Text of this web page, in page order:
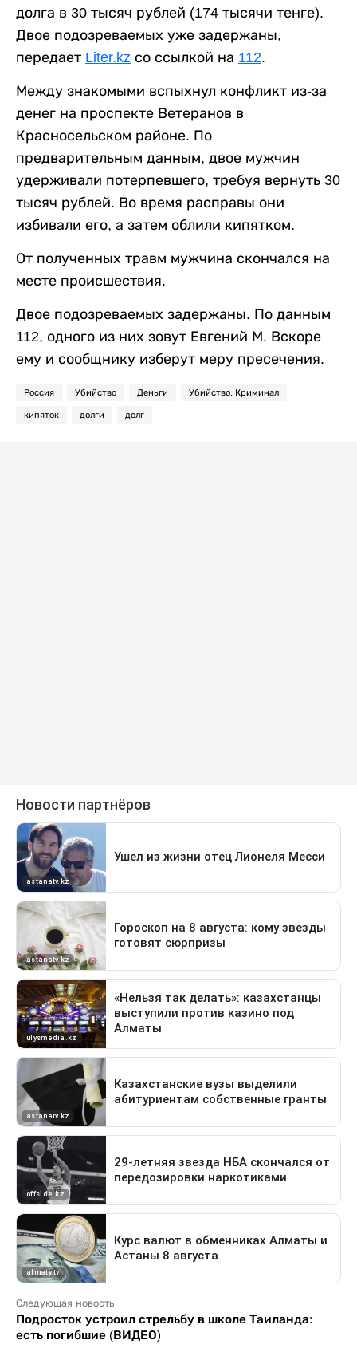
долга в 30 тысяч рублей (174 тысячи тенге).
Двое подозреваемых уже задержаны,
передает Liter.kz со ссылкой на 112.
Между знакомыми вспыхнул конфликт из-за
денег на проспекте Ветеранов в
Красносельском районе. По
предварительным данным, двое мужчин
удерживали потерпевшего, требуя вернуть 30
тысяч рублей. Во время расправы они
избивали его, а затем облили кипятком.
От полученных травм мужчина скончался на
месте происшествия.
Двое подозреваемых задержаны. По данным
112, одного из них зовут Евгений М. Вскоре
ему и сообщнику изберут меру пресечения.
Россия Убийство Деньги Убийство. Криминал
кипяток долги долг
Следующая новость
Подросток устроил стрельбу в школе Таиланда:
есть погибшие (ВИДЕО)